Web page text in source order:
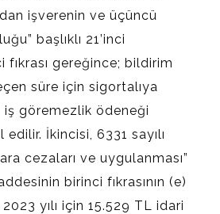
işverenin ve üçüncü
başlıklı 21’inci
fıkrası gereğince; bildirim
süre için sigortalıya
göremezlik ödeneği
İkincisi, 6331 sayılı
cezaları ve uygulanması”
birinci fıkrasının (e)
yılı için 15.529 TL idari